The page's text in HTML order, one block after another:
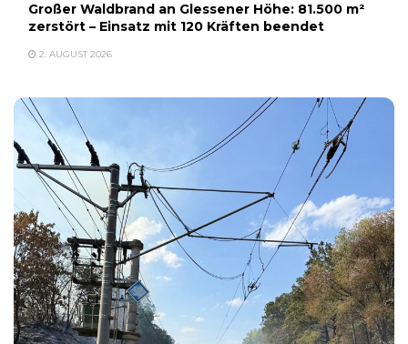
Großer Waldbrand an Glessener Höhe: 81.500 m²
zerstört – Einsatz mit 120 Kräften beendet
2. AUGUST 2026